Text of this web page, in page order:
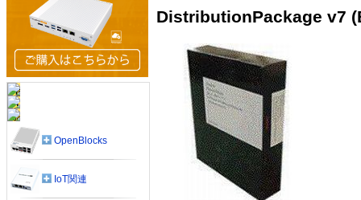
DistributionPackage v7
OpenBlocks
IoT関連